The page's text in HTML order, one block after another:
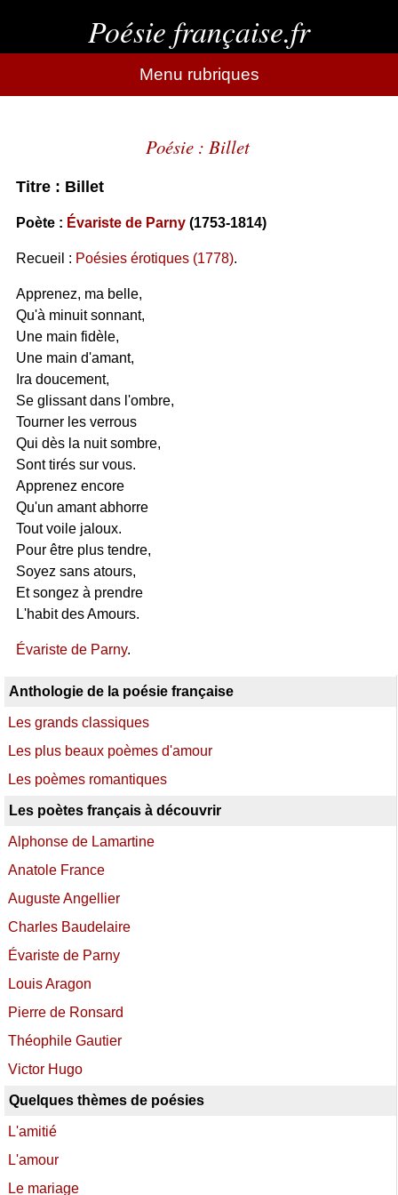
Poésie française.fr
Menu rubriques
Poésie : Billet
Titre : Billet
Poète : Évariste de Parny(1753-1814)
Recueil : Poésies érotiques (1778).
Apprenez, ma belle,
Qu'à minuit sonnant,
Une main fidèle,
Une main d'amant,
Ira doucement,
Se glissant dans l'ombre,
Tourner les verrous
Qui dès la nuit sombre,
Sont tirés sur vous.
Apprenez encore
Qu'un amant abhorre
Tout voile jaloux.
Pour être plus tendre,
Soyez sans atours,
Et songez à prendre
L'habit des Amours.
Évariste de Parny.
Anthologie de la poésie française
Les grands classiques
Les plus beaux poèmes d'amour
Les poèmes romantiques
Les poètes français à découvrir
Alphonse de Lamartine
Anatole France
Auguste Angellier
Charles Baudelaire
Évariste de Parny
Louis Aragon
Pierre de Ronsard
Théophile Gautier
Victor Hugo
Quelques thèmes de poésies
L'amitié
L'amour
Le mariage